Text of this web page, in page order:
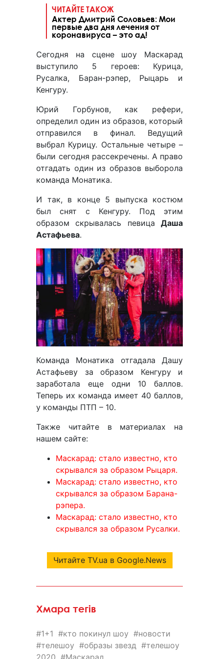
ЧИТАЙТЕ ТАКОЖ
Актер Дмитрий Соловьев: Мои
первые два дня лечения от
коронавируса – это ад!
Сегодня на сцене шоу Маскарад
выступило 5 героев: Курица,
Русалка, Баран-рэпер, Рыцарь и
Кенгуру.
Юрий Горбунов, как рефери,
определил один из образов, который
отправился в финал. Ведущий
выбрал Курицу. Остальные четыре –
были сегодня рассекречены. А право
отгадать один из образов выборола
команда Монатика.
И так, в конце 5 выпуска костюм
был снят с Кенгуру. Под этим
образом скрывалась певица Даша
Астафьева.
Команда Монатика отгадала Дашу
Астафьеву за образом Кенгуру и
заработала еще одни 10 баллов.
Теперь их команда имеет 40 баллов,
у команды ПТП – 10.
Также читайте в материалах на
нашем сайте:
Маскарад: стало известно, кто
скрывался за образом Рыцаря.
Маскарад: стало известно, кто
скрывался за образом Барана-
рэпера.
Маскарад: стало известно, кто
скрывался за образом Русалки.
Читайте TV.ua в Google.News
Хмара тегів
1+1 кто покинул шоу
новости
телешоу
образы звезд
телешоу
2020
Маскарад